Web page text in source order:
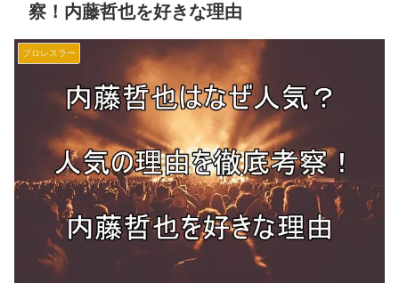
察！内藤哲也を好きな理由
プロレスラー